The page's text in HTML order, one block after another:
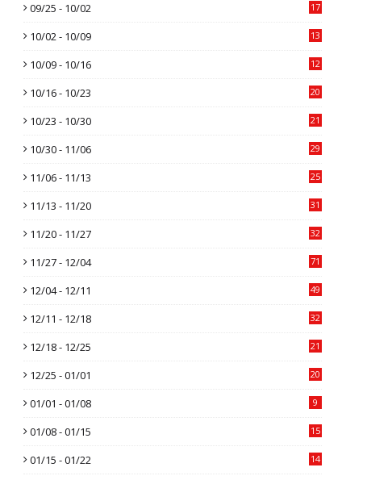
09/25 - 10/02 17
10/02 - 10/09 13
10/09 - 10/16 12
10/16 - 10/23 20
10/23 - 10/30 21
10/30 - 11/06 29
11/06 - 11/13 25
11/13 - 11/20 31
11/20 - 11/27 32
11/27 - 12/04 71
12/04 - 12/11 49
12/11 - 12/18 32
12/18 - 12/25 21
12/25 - 01/01 20
01/01 - 01/08 9
01/08 - 01/15 15
01/15 - 01/22 14